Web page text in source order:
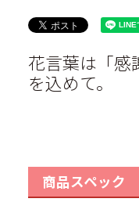
花言葉は「感
を込めて。
商品スペック